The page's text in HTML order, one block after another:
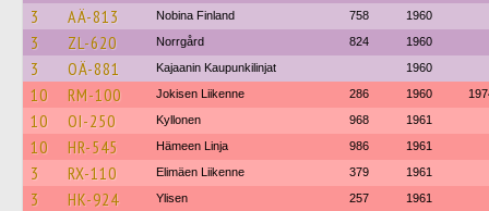
3 AÄ-813 Nobina Finland 758 1960
3 ZL-620 Norrgård 824 1960
3 OÄ-881 Kajaanin Kaupunkilinjat 1960
10 RM-100 Jokisen Liikenne 286 1960
10 OI-250 Kyllonen 968 1961
10 HR-545 Hämeen Linja 986 1961
3 RX-110 Elimäen Liikenne 379 1961
3 HK-924 Ylisen 257 1961